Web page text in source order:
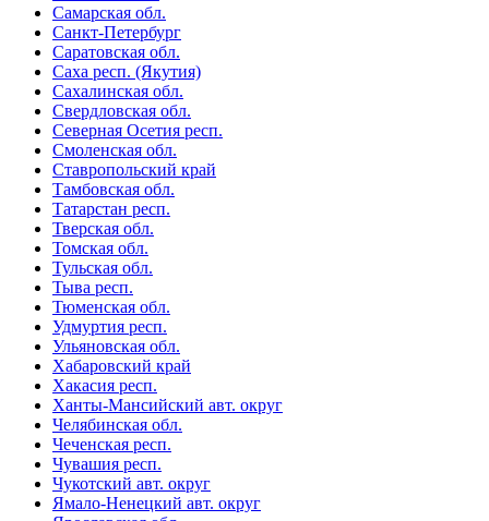
Самарская обл.
Санкт-Петербург
Саратовская обл.
Саха респ. (Якутия)
Сахалинская обл.
Свердловская обл.
Северная Осетия респ.
Смоленская обл.
Ставропольский край
Тамбовская обл.
Татарстан респ.
Тверская обл.
Томская обл.
Тульская обл.
Тыва респ.
Тюменская обл.
Удмуртия респ.
Ульяновская обл.
Хабаровский край
Хакасия респ.
Ханты-Мансийский авт. округ
Челябинская обл.
Чеченская респ.
Чувашия респ.
Чукотский авт. округ
Ямало-Ненецкий авт. округ